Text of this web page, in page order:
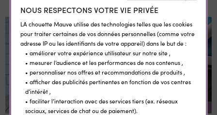
REMISE SUR LA QUANTITÉ
NOUS RESPECTONS VOTRE VIE PRIVÉE
LA chouette Mauve utilise des technologies telles que les cookies
pour traiter certaines de vos données personnelles (comme votre
adresse IP ou les identifiants de votre appareil) dans le but de :
• améliorer votre expérience utilisateur sur notre site ,
• mesurer l’audience et les performances de nos contenus ,
• personnaliser nos offres et recommandations de produits ,
• afficher des publicités pertinentes en fonction de vos centres
d’intérêt ,
• faciliter l’interaction avec des services tiers (ex. réseaux
sociaux, services de chat ou de paiement).